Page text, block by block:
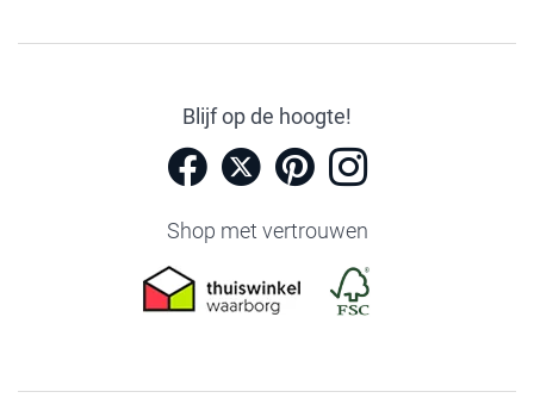
Blijf op de hoogte!
Shop met vertrouwen